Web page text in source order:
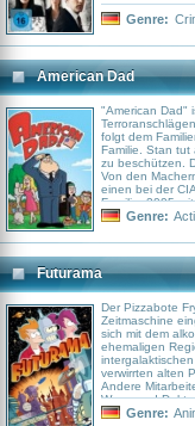
Genre:
American Dad
"American Dad"
folgt dem
Familie. Stan tut
zu beschützen.
Von den
einen bei der
Familie, 2005
Genre:
Futurama
Der Pizzabote
Zeitmaschine
sich mit dem
ehemaligen
verwirrten alten
Andere
Wong und
Nibbler ist ein
Genre: